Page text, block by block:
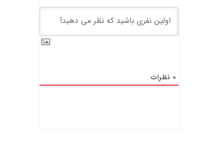
0 نظرات